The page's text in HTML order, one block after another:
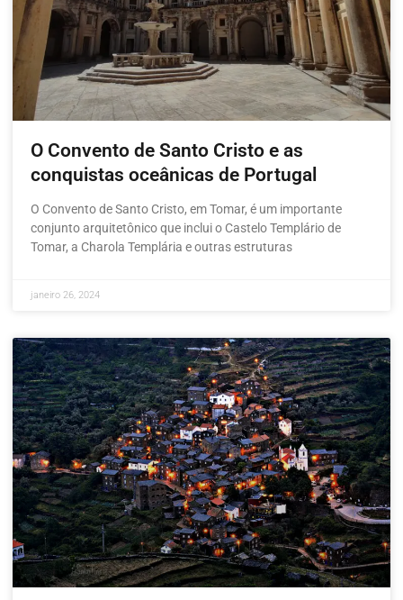
O Convento de Santo Cristo e as
conquistas oceânicas de Portugal
O Convento de Santo Cristo, em Tomar, é um importante
conjunto arquitetônico que inclui o Castelo Templário de
Tomar, a Charola Templária e outras estruturas
janeiro 26, 2024